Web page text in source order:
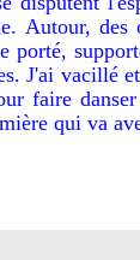
Autour, des
porté,
J'ai vacillé
faire
qui va